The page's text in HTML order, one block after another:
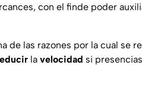
con el finde poder
de las razones por la cual se
la velocidad si presencias